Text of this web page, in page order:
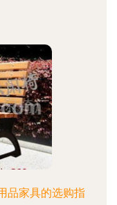
品家具的选购指